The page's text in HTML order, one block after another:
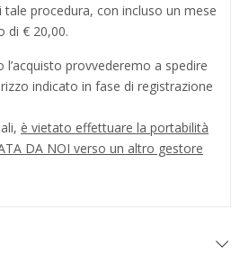
tale procedura, con incluso un mese
di € 20,00.
provvederemo a spedire
indicato in fase di registrazione
è vietato effettuare la portabilità
DA NOI verso un altro gestore